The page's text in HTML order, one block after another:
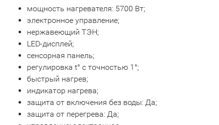
мощность нагревателя: 5700 Вт;
электронное управление;
нержавеющий ТЭН;
LED-дисплей;
сенсорная панель;
регулировка t° с точностью 1°;
быстрый нагрев;
индикатор нагрева;
защита от включения без воды: Да;
защита от перегрева: Да;